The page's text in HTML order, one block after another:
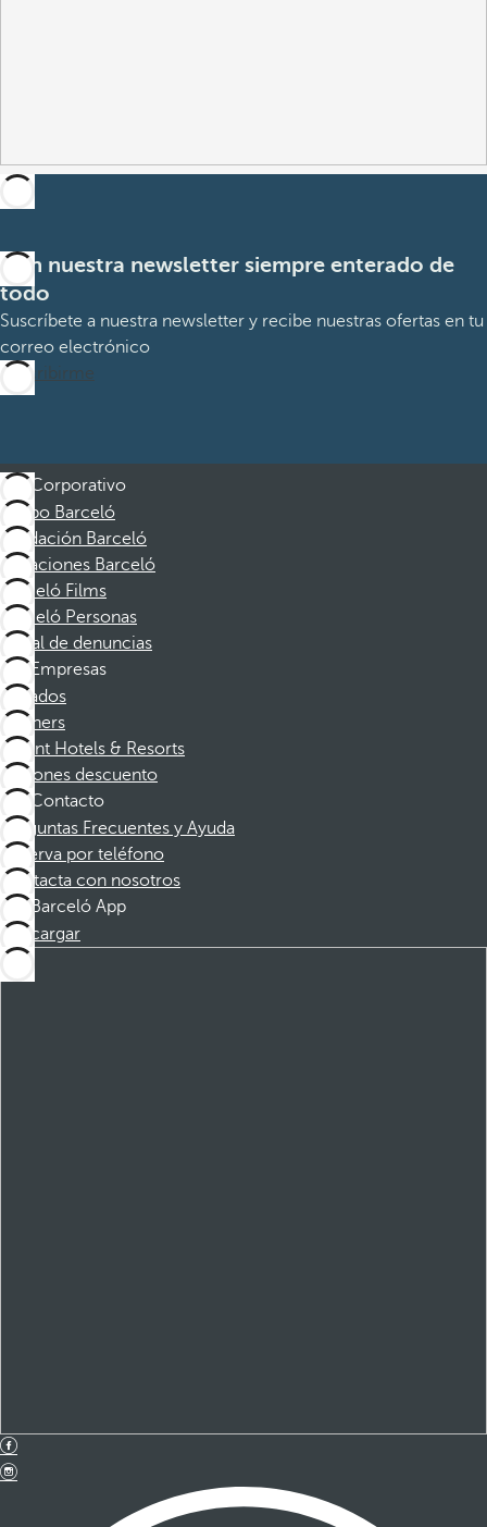
Con nuestra newsletter siempre enterado de
todo
Suscríbete a nuestra newsletter y recibe nuestras ofertas en tu
correo electrónico
Suscribirme
Corporativo
Grupo Barceló
Fundación Barceló
Vacaciones Barceló
Barceló Films
Barceló Personas
Canal de denuncias
Empresas
Afiliados
Partners
Dorint Hotels & Resorts
Cupones descuento
Contacto
Preguntas Frecuentes y Ayuda
Reserva por teléfono
Contacta con nosotros
Barceló App
Descargar